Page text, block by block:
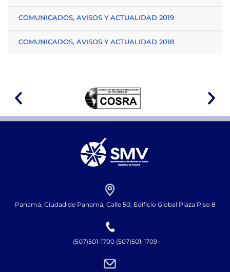
COMUNICADOS, AVISOS Y ACTUALIDAD 2019
COMUNICADOS, AVISOS Y ACTUALIDAD 2018
Panamá, Ciudad de Panamá, Calle 50, Edificio Global Plaza Piso 8
(507)501-1700 (507)501-1709